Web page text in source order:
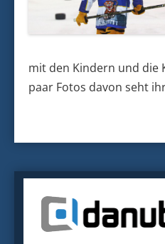
mit den Kindern und die
paar Fotos davon seht